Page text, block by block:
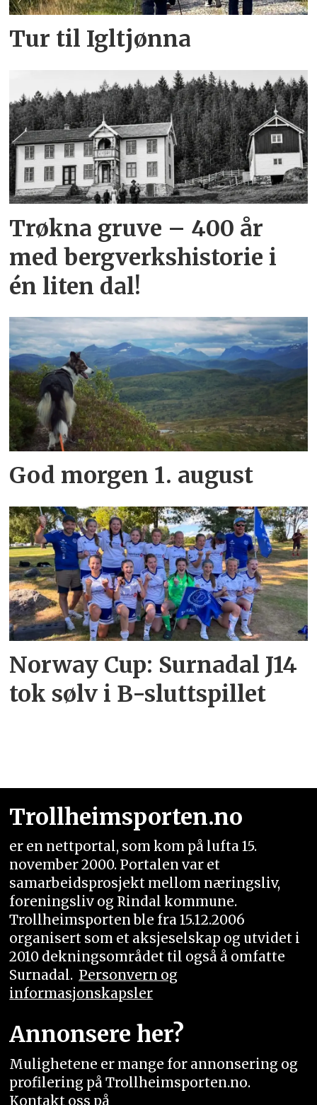
Tur til Igltjønna
Trøkna gruve – 400 år
med bergverkshistorie i
én liten dal!
God morgen 1. august
Norway Cup: Surnadal J14
tok sølv i B-sluttspillet
Trollheimsporten.no
er en nettportal, som kom på lufta 15.
november 2000. Portalen var et
samarbeidsprosjekt mellom næringsliv,
foreningsliv og Rindal kommune.
Trollheimsporten ble fra 15.12.2006
organisert som et aksjeselskap og utvidet i
2010 dekningsområdet til også å omfatte
Surnadal. Personvern og
informasjonskapsler
Annonsere her?
Mulighetene er mange for annonsering og
profilering på Trollheimsporten.no.
Kontakt oss på